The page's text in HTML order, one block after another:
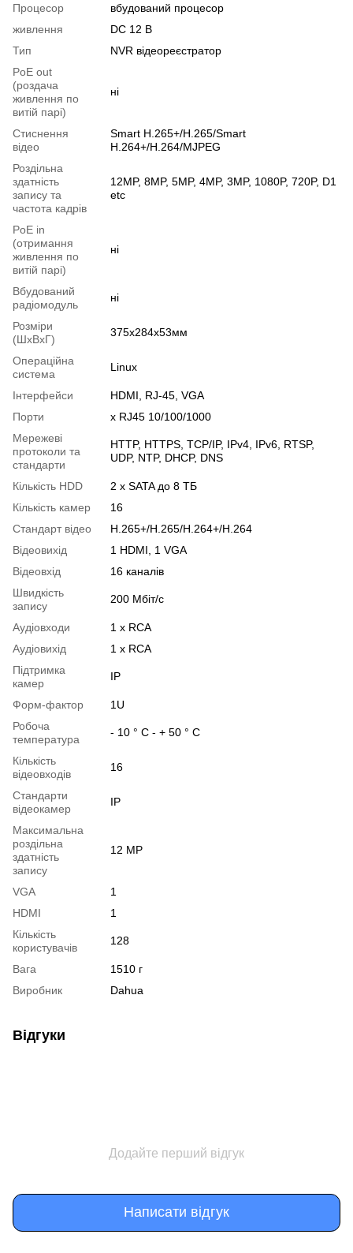
Процесор
вбудований процесор
живлення
DC 12 В
Тип
NVR відеореєстратор
PoE out
(роздача
живлення по
витій парі)
ні
Стиснення
відео
Smart H.265+/H.265/Smart
H.264+/H.264/MJPEG
Роздільна
здатність
запису та
частота кадрів
12MP, 8MP, 5MP, 4MP, 3MP, 1080P, 720P, D1
etc
PoE in
(отримання
живлення по
витій парі)
ні
Вбудований
радіомодуль
ні
Розміри
(ШxВxГ)
375x284x53мм
Операційна
система
Linux
Інтерфейси
HDMI, RJ-45, VGA
Порти
x RJ45 10/100/1000
Мережеві
протоколи та
стандарти
HTTP, HTTPS, TCP/IP, IPv4, IPv6, RTSP,
UDP, NTP, DHCP, DNS
Кількість HDD
2 х SATA до 8 ТБ
Кількість камер
16
Стандарт відео
H.265+/H.265/H.264+/H.264
Відеовихід
1 HDMI, 1 VGA
Відеовхід
16 каналів
Швидкість
запису
200 Мбіт/с
Аудіовходи
1 x RCA
Аудіовихід
1 x RCA
Підтримка
камер
IP
Форм-фактор
1U
Робоча
температура
- 10 ° С - + 50 ° С
Кількість
відеовходів
16
Стандарти
відеокамер
IP
Максимальна
роздільна
здатність
запису
12 MP
VGA
1
HDMI
1
Кількість
користувачів
128
Вага
1510 г
Виробник
Dahua
Відгуки
Додайте перший відгук
Написати відгук